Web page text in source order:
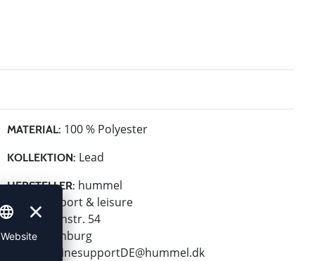
MATERIAL: 100 % Polyester
KOLLEKTION: Lead
HERSTELLER: hummel
hummel sport & leisure
Leverkusenstr. 54
22761 Hamburg
onlinesupportDE@hummel.dk